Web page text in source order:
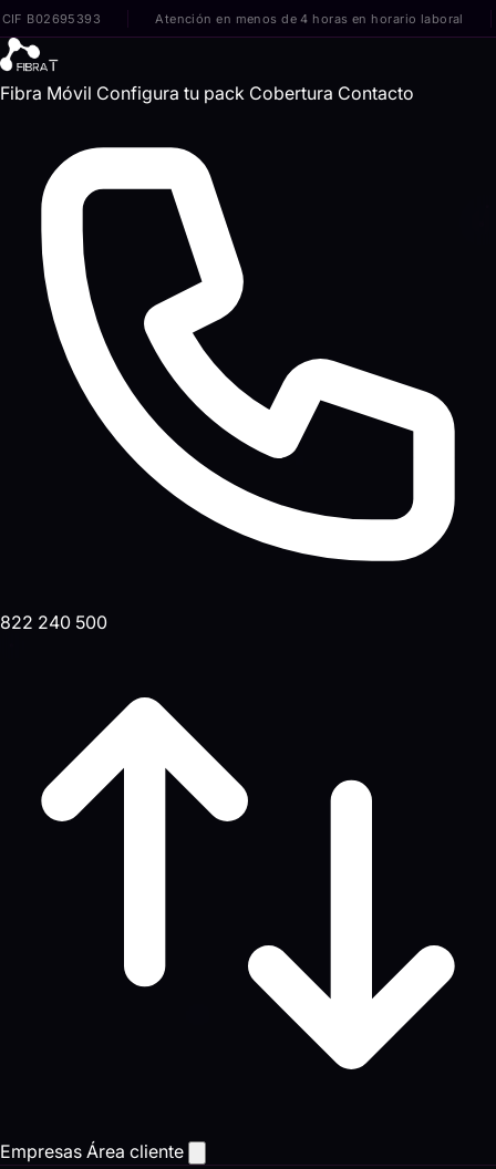
Atención en menos de 4 horas en horario laboral
Fibra Móvil Configura tu pack Cobertura Contacto
822 240 500
Empresas Área cliente